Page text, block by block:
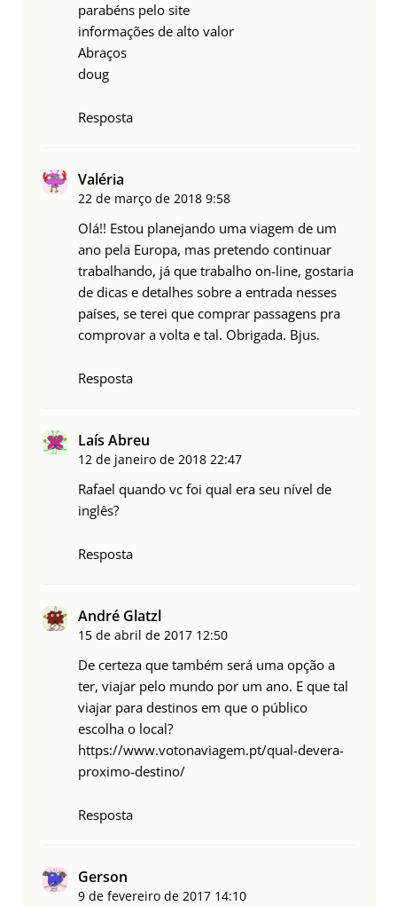
parabéns pelo site
informações de alto valor
Abraços
doug
Resposta
Valéria
22 de março de 2018 9:58
Olá!! Estou planejando uma viagem de um
ano pela Europa, mas pretendo continuar
trabalhando, já que trabalho on-line, gostaria
de dicas e detalhes sobre a entrada nesses
países, se terei que comprar passagens pra
comprovar a volta e tal. Obrigada. Bjus.
Resposta
Laís Abreu
12 de janeiro de 2018 22:47
Rafael quando vc foi qual era seu nível de
inglês?
Resposta
André Glatzl
15 de abril de 2017 12:50
De certeza que também será uma opção a
ter, viajar pelo mundo por um ano. E que tal
viajar para destinos em que o público
escolha o local?
https://www.votonaviagem.pt/qual-devera-
proximo-destino/
Resposta
Gerson
9 de fevereiro de 2017 14:10